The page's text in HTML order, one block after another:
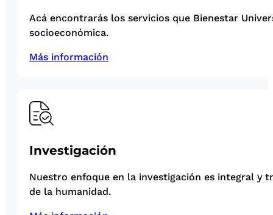
Acá encontrarás los servicios que Bienestar
socioeconómica.
Más información
Investigación
Nuestro enfoque en la investigación es integral y
de la humanidad.